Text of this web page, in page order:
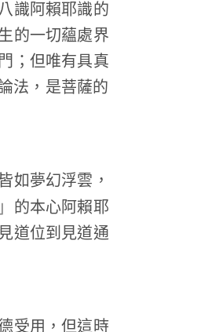
識阿賴耶識的
的一切蘊處界
；但唯有具真
法，是菩薩的
如夢幻浮雲，
的本心阿賴耶
道位到見道通
受用，但這時